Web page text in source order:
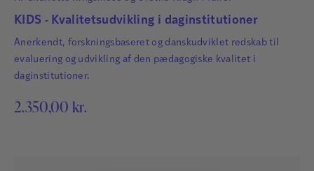
KIDS - Kvalitetsudvikling i daginstitutioner
Anerkendt, forskningsbaseret og danskudviklet redskab til
evaluering og udvikling af den pædagogiske kvalitet i
daginstitutioner.
2.350,00 kr.